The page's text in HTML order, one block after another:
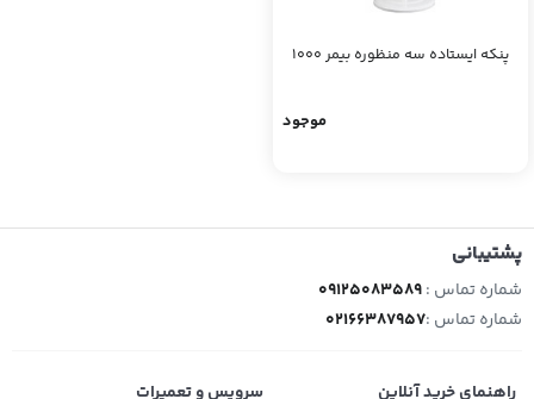
پنکه ایستاده سه منظوره بیمر 1000
موجود
پشتیبانی
شماره تماس :09125083589
شماره تماس :02166387957
راهنمای خرید آنلاین سرویس و تعمیرات